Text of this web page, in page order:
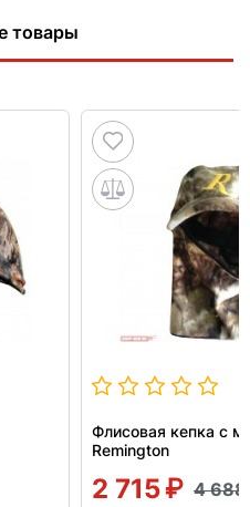
товары
Флисовая кепка с
Remington
2 715 4 688